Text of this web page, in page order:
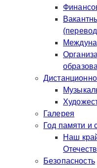
Галерея
Год памяти и
Наш
Безопасность